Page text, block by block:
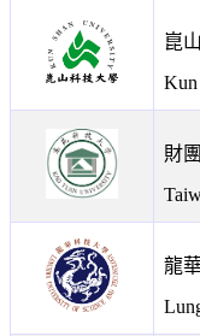
崑
Kun
財
龍